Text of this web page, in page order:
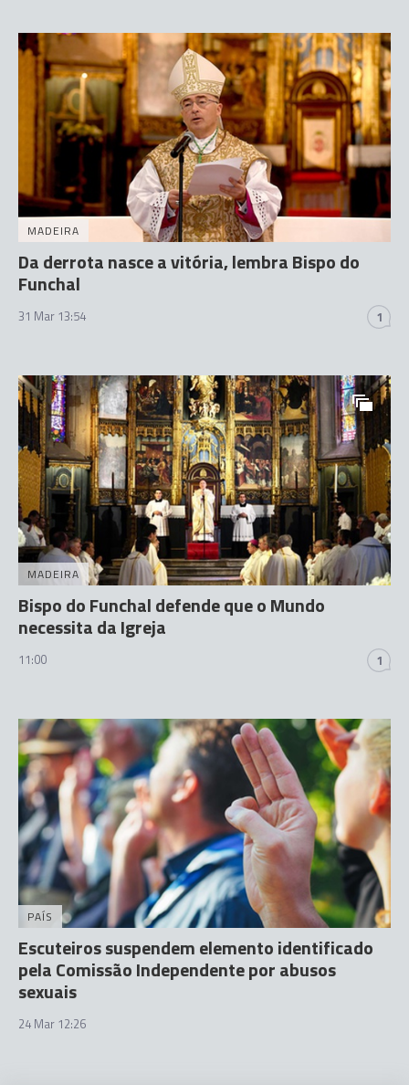
MADEIRA
Da derrota nasce a vitória, lembra Bispo do
Funchal
31 Mar 13:54 1
MADEIRA
Bispo do Funchal defende que o Mundo
necessita da Igreja
11:00 1
PAÍS
Escuteiros suspendem elemento identificado
pela Comissão Independente por abusos
sexuais
24 Mar 12:26